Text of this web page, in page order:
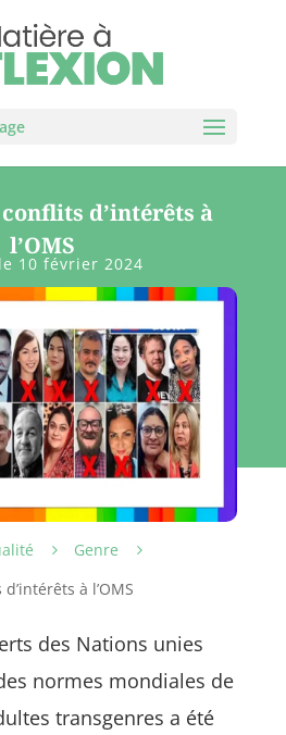
d’intérêts à
l’OMS
10 février 2024
5 Genre 5
à l’OMS
des Nations unies
normes mondiales de
transgenres a été